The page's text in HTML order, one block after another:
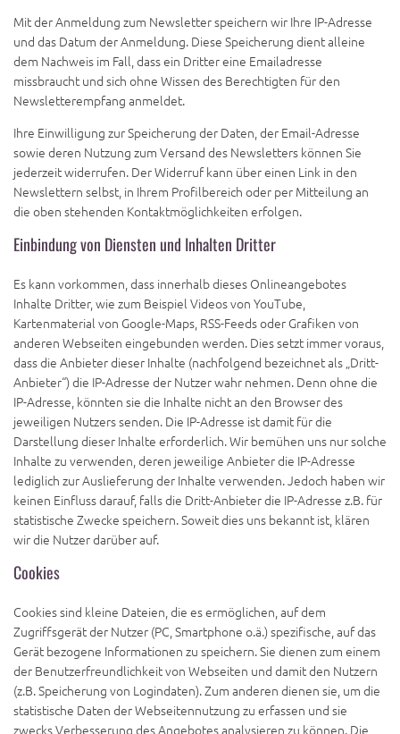
Mit der Anmeldung zum Newsletter speichern wir Ihre IP-Adresse
und das Datum der Anmeldung. Diese Speicherung dient alleine
dem Nachweis im Fall, dass ein Dritter eine Emailadresse
missbraucht und sich ohne Wissen des Berechtigten für den
Newsletterempfang anmeldet.
Ihre Einwilligung zur Speicherung der Daten, der Email-Adresse
sowie deren Nutzung zum Versand des Newsletters können Sie
jederzeit widerrufen. Der Widerruf kann über einen Link in den
Newslettern selbst, in Ihrem Profilbereich oder per Mitteilung an
die oben stehenden Kontaktmöglichkeiten erfolgen.
Einbindung von Diensten und Inhalten Dritter
Es kann vorkommen, dass innerhalb dieses Onlineangebotes
Inhalte Dritter, wie zum Beispiel Videos von YouTube,
Kartenmaterial von Google-Maps, RSS-Feeds oder Grafiken von
anderen Webseiten eingebunden werden. Dies setzt immer voraus,
dass die Anbieter dieser Inhalte (nachfolgend bezeichnet als „Dritt-
Anbieter“) die IP-Adresse der Nutzer wahr nehmen. Denn ohne die
IP-Adresse, könnten sie die Inhalte nicht an den Browser des
jeweiligen Nutzers senden. Die IP-Adresse ist damit für die
Darstellung dieser Inhalte erforderlich. Wir bemühen uns nur solche
Inhalte zu verwenden, deren jeweilige Anbieter die IP-Adresse
lediglich zur Auslieferung der Inhalte verwenden. Jedoch haben wir
keinen Einfluss darauf, falls die Dritt-Anbieter die IP-Adresse z.B. für
statistische Zwecke speichern. Soweit dies uns bekannt ist, klären
wir die Nutzer darüber auf.
Cookies
Cookies sind kleine Dateien, die es ermöglichen, auf dem
Zugriffsgerät der Nutzer (PC, Smartphone o.ä.) spezifische, auf das
Gerät bezogene Informationen zu speichern. Sie dienen zum einem
der Benutzerfreundlichkeit von Webseiten und damit den Nutzern
(z.B. Speicherung von Logindaten). Zum anderen dienen sie, um die
statistische Daten der Webseitennutzung zu erfassen und sie
zwecks Verbesserung des Angebotes analysieren zu können. Die